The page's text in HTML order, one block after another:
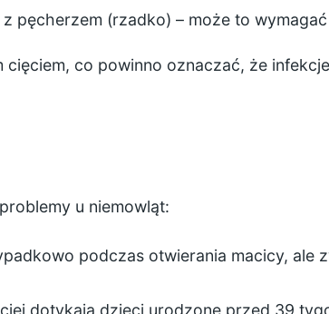
pęcherzem (rzadko) – może to
co powinno oznaczać, że
u niemowląt:
podczas otwierania macicy, ale